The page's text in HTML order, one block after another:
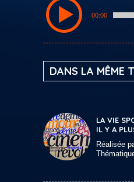
00:00
DANS LA MÊME
LA VIE
IL Y A
Réalisée